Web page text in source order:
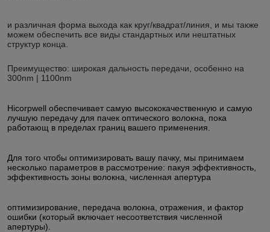
и различная форма выхода как круг/квадрат/линия, и мы также
можем обеспечить все виды стандартных или нештатных
структур конца.
Преимущество: широкая дальность передачи, особенно на
300nm | 1100nm
Hicorpwell обеспечивает самую высококачественную и самую
лучшую передачу для пачек оптического волокна, пока
работающ в пределах границ вашего применения.
Для того чтобы оптимизировать вашу пачку, мы принимаем
несколько параметров в рассмотрение: пакуя эффективность,
эффективность зоны волокна, численная апертура
оптимизирование, передача волокна, отражения, и фактор
ошибки (который включает несоответствия численной
апертуры).